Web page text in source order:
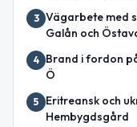
3 Vägarbete med
Galån och
4
Brand i fordon
Ö
5
Eritreansk och
Hembygdsgård